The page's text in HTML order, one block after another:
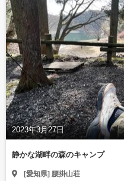
2023年3月27日
静かな湖畔の森のキャンプ
[愛知県] 腰掛山荘